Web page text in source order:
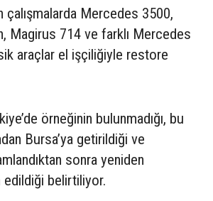
çalışmalarda Mercedes 3500,
Magirus 714 ve farklı Mercedes
araçlar el işçiliğiyle restore
örneğinin bulunmadığı, bu
Bursa’ya getirildiği ve
sonra yeniden
belirtiliyor.